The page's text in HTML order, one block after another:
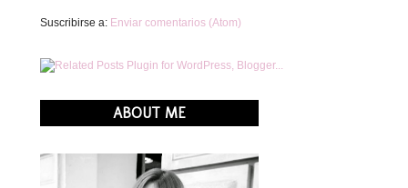
Suscribirse a: Enviar comentarios (Atom)
ABOUT ME